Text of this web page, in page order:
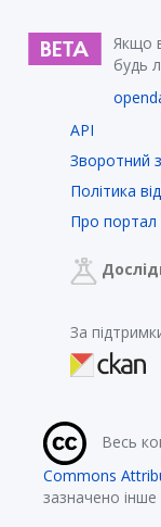
Якщо
будь
API
Зворотний
Політика
Про портал
За
Весь
Commons
зазначено інше